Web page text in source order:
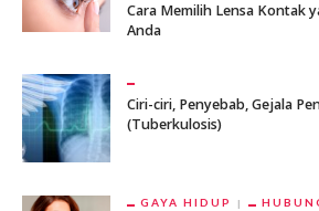
Cara Memilih Lensa Kontak
Anda
Ciri-ciri, Penyebab, Gejala
(Tuberkulosis)
GAYA HIDUP